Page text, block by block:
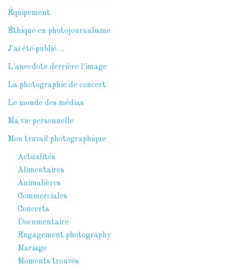
Équipement
Éthique en photojournalisme
J'ai été publié…
L'anecdote derrière l'image
La photographie de concert
Le monde des médias
Ma vie personnelle
Mon travail photographique
Actualités
Alimentaires
Animalières
Commerciales
Concerts
Documentaire
Engagement photography
Mariage
Moments trouvés